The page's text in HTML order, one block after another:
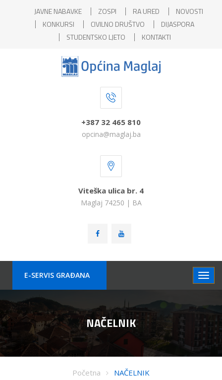
JAVNE NABAVKE ZOSPI RA URED
NOVOSTI
KONKURSI
CIVILNO DRUŠTVO
DIJASPORA
STUDENTSKO LJETO
KONTAKTI
+387 32 465 810
opcina@maglaj.ba
Viteška ulica br. 4
Maglaj 74250 | BA
E-SERVIS GRAÐANA
NAČELNIK
Početna NAČELNIK